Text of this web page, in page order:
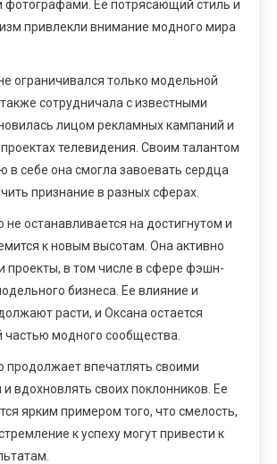
фотографами. Ее потрясающий стиль и
привлекли внимание модного мира
ограничивался только модельной
сотрудничала с известными
лицом рекламных кампаний и
телевидения. Своим талантом
в себе она смогла завоевать сердца
признание в разных сферах.
останавливается на достигнутом и
к новым высотам. Она активно
проекты, в том числе в сфере фэшн-
бизнеса. Ее влияние и
расти, и Оксана остается
модного сообщества.
продолжает впечатлять своими
вдохновлять своих поклонников. Ее
ярким примером того, что смелость,
к успеху могут привести к